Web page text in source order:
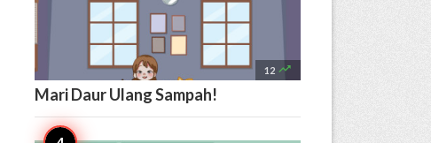
12 
Mari Daur Ulang Sampah!